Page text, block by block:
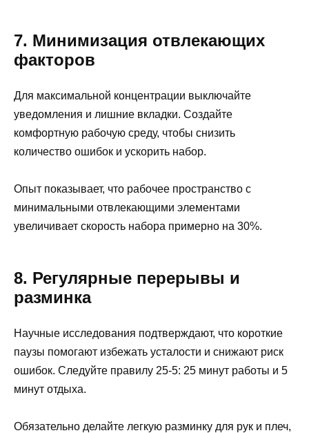
7. Минимизация отвлекающих
факторов
Для максимальной концентрации выключайте
уведомления и лишние вкладки. Создайте
комфортную рабочую среду, чтобы снизить
количество ошибок и ускорить набор.
Опыт показывает, что рабочее пространство с
минимальными отвлекающими элементами
увеличивает скорость набора примерно на 30%.
8. Регулярные перерывы и
разминка
Научные исследования подтверждают, что короткие
паузы помогают избежать усталости и снижают риск
ошибок. Следуйте правилу 25-5: 25 минут работы и 5
минут отдыха.
Обязательно делайте легкую разминку для рук и плеч,